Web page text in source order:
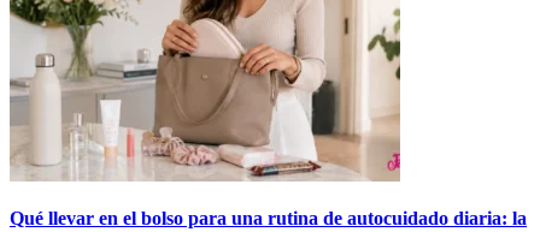
Qué llevar en el bolso para una rutina de autocuidado diaria: la